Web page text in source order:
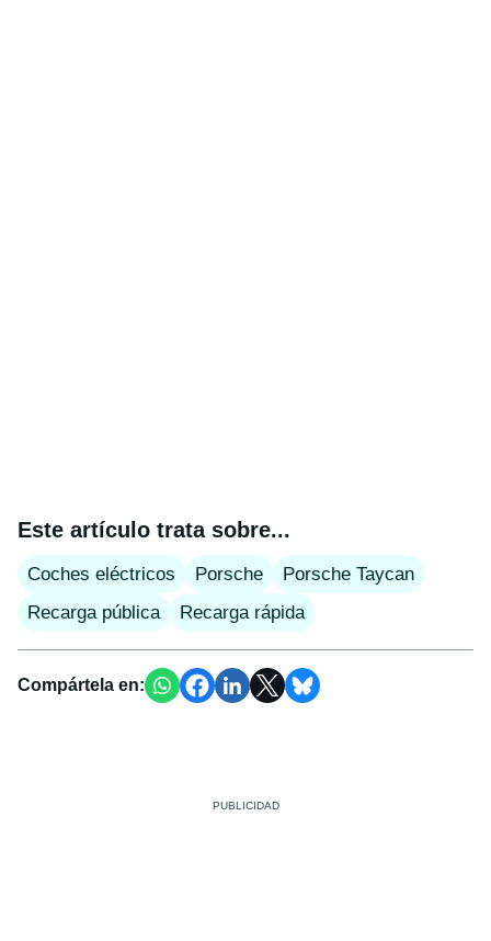
Este artículo trata sobre...
Coches eléctricos Porsche
Porsche Taycan
Recarga pública
Recarga rápida
Compártela en: